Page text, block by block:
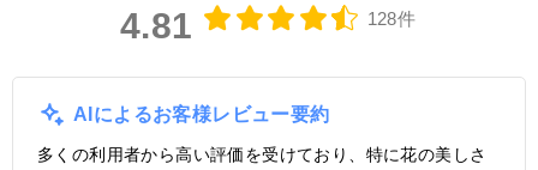
4.81 128件
AIによるお客様レビュー要約
多くの利用者から高い評価を受けており、特に花の美しさ